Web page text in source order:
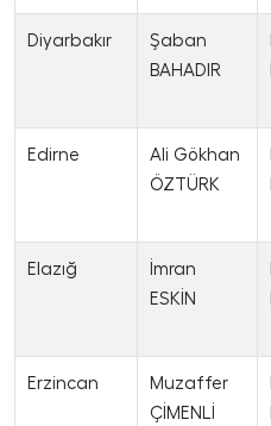
Diyarbakır
Şaban
BAHADIR
Edirne
Ali Gökhan
ÖZTÜRK
Elazığ
İmran
ESKİN
Erzincan
Muzaffer
ÇİMENLİ